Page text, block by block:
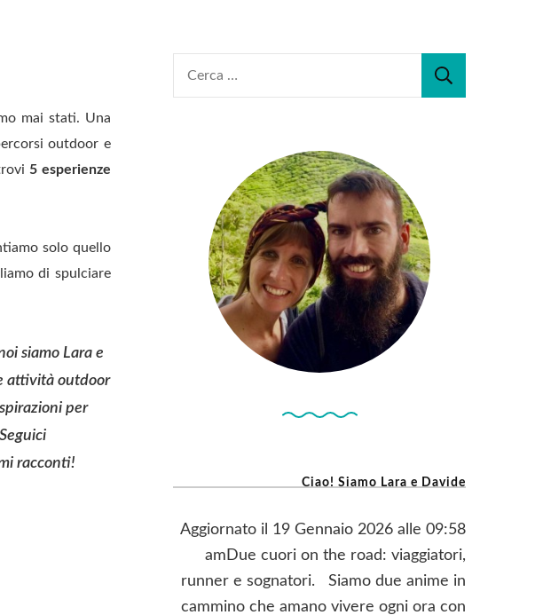
mai stati. Una
outdoor e
5 esperienze
solo quello
di spulciare
siamo Lara e
attività outdoor
per
racconti!
Ciao! Siamo Lara e Davide
Aggiornato il 19 Gennaio 2026 alle 09:58
amDue cuori on the road: viaggiatori,
runner e sognatori. Siamo due anime in
cammino che amano vivere ogni ora con